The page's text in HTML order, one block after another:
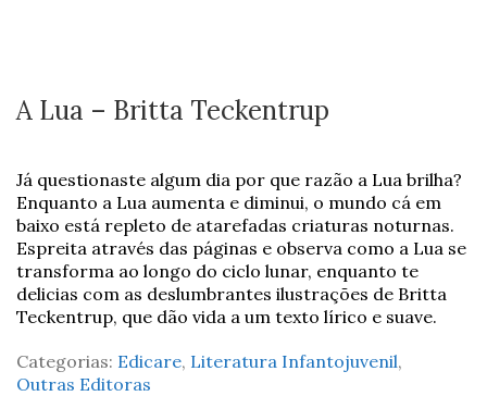
A Lua – Britta Teckentrup
Já questionaste algum dia por que razão a Lua brilha?
Enquanto a Lua aumenta e diminui, o mundo cá em
baixo está repleto de atarefadas criaturas noturnas.
Espreita através das páginas e observa como a Lua se
transforma ao longo do ciclo lunar, enquanto te
delicias com as deslumbrantes ilustrações de Britta
Teckentrup, que dão vida a um texto lírico e suave.
Categorias: Edicare, Literatura Infantojuvenil,
Outras Editoras